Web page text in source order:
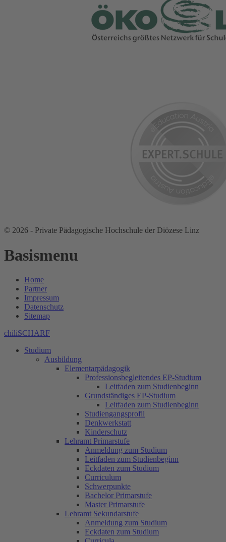
© 2026 - Private Pädagogische Hochschule der Diözese Linz
Basismenu
Home
Partner
Impressum
Datenschutz
Sitemap
chiliSCHARF
Studium
Ausbildung
Elementarpädagogik
Professionsbegleitendes EP-Studium
Leitfaden zum Studienbeginn
Grundständiges EP-Studium
Leitfaden zum Studienbeginn
Studiengangsprofil
Denkwerkstatt
Kinderschutz
Lehramt Primarstufe
Anmeldung zum Studium
Leitfaden zum Studienbeginn
Eckdaten zum Studium
Curriculum
Schwerpunkte
Bachelor Primarstufe
Master Primarstufe
Lehramt Sekundarstufe
Anmeldung zum Studium
Eckdaten zum Studium